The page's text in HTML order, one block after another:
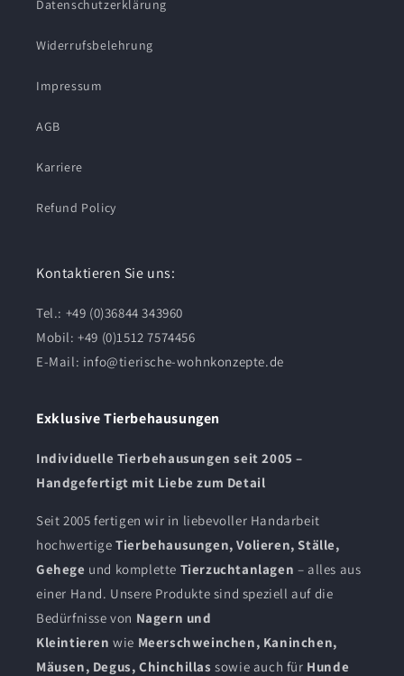
Datenschutzerklärung
Widerrufsbelehrung
Impressum
AGB
Karriere
Refund Policy
Kontaktieren Sie uns:
Tel.: +49 (0)36844 343960
Mobil: +49 (0)1512 7574456
E-Mail: info@tierische-wohnkonzepte.de
Exklusive Tierbehausungen
Individuelle Tierbehausungen seit 2005 –
Handgefertigt mit Liebe zum Detail
Seit 2005 fertigen wir in liebevoller Handarbeit
hochwertigeTierbehausungen, Volieren, Ställe,
Gehege und komplette Tierzuchtanlagen – alles aus
einer Hand. Unsere Produkte sind speziell auf die
Bedürfnisse von Nagern und
Kleintieren wie Meerschweinchen, Kaninchen,
Mäusen, Degus, Chinchillas sowie auch für Hunde